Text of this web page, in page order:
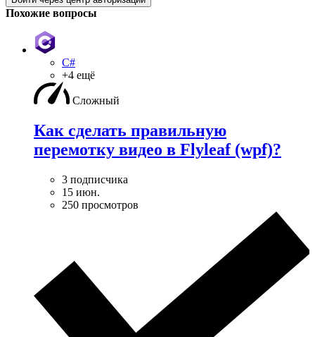
Похожие вопросы
C#
+4 ещё
Сложный
Как сделать правильную
перемотку видео в Flyleaf (wpf)?
3 подписчика
15 июн.
250 просмотров